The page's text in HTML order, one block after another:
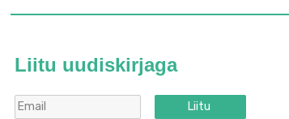
Liitu uudiskirjaga
Liitu